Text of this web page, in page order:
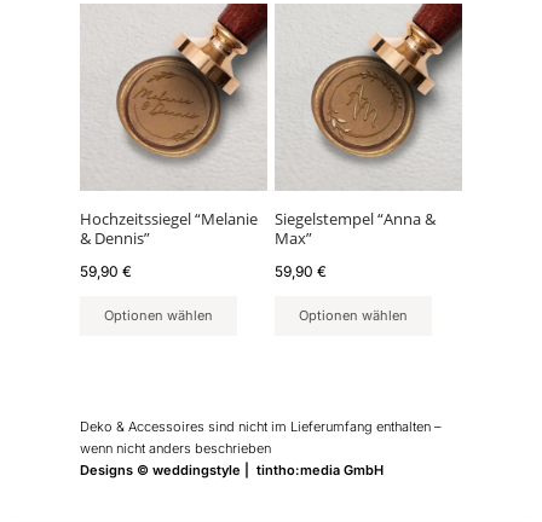
Hochzeitssiegel “Melanie
& Dennis”
59,90 €
Optionen wählen
Siegelstempel “Anna &
Max”
59,90€
Optionen wählen
Deko & Accessoires sind nicht im Lieferumfang enthalten –
wenn nicht anders beschrieben
Designs © weddingstyle | tintho:media GmbH